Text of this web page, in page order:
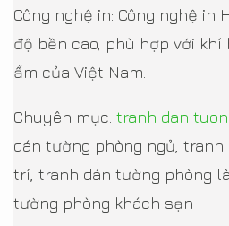
Công nghệ in: Công nghệ in
độ bền cao, phù hợp với
ẩm của Việt Nam.
Chuyên mục: tranh dan
dán tường phòng ngủ,
trí, tranh dán tường phòng
tường phòng khách sạn